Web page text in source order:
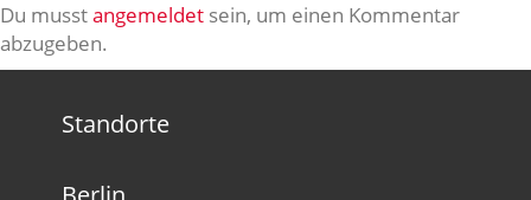
Du musstangemeldet sein, um einen Kommentar
abzugeben.
Standorte